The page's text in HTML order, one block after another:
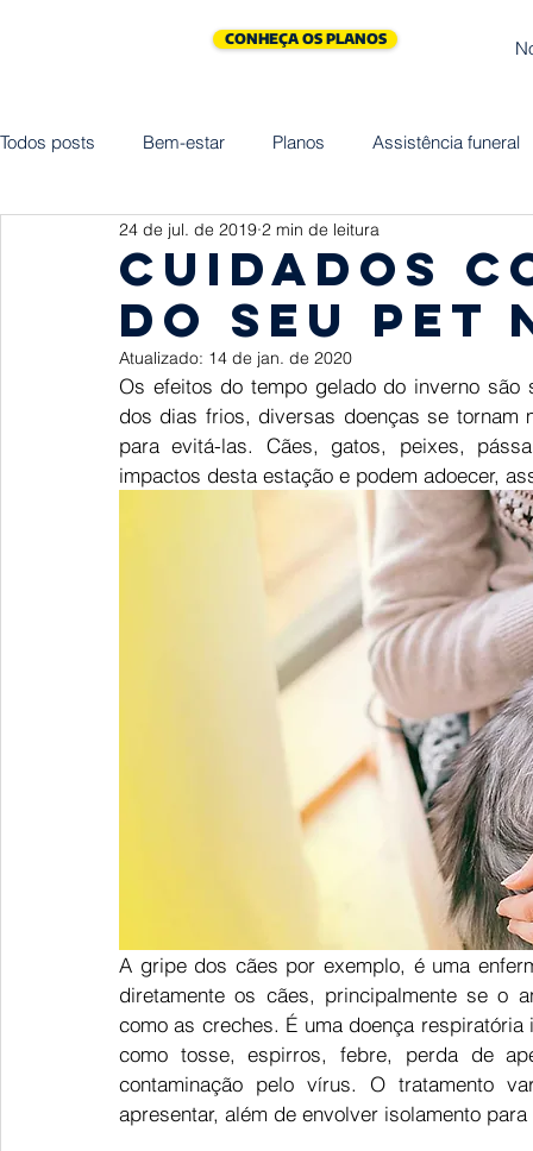
CONHEÇA OS PLANOS
Todos posts Bem-estar Planos Assistência funeral
Cremação Assistências
Maternidade Vida Homenagem
CUIDADOS
DO SEU PET
24 de jul. de 2019 2 min de leitura
Atualizado: 14 de jan. de 2020
Os efeitos do tempo gelado do inverno
dos dias frios, diversas doenças se tornam
para evitá-las. Cães, gatos, peixes,
impactos desta estação e podem adoecer,
A gripe dos cães por exemplo, é uma
diretamente os cães, principalmente se o
como as creches. É uma doença
como tosse, espirros, febre, perda de
contaminação pelo vírus. O tratamento
apresentar, além de envolver isolamento